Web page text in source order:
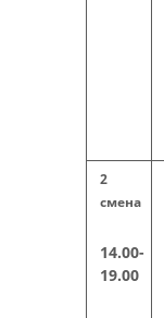
2
смена
14.00-
19.00